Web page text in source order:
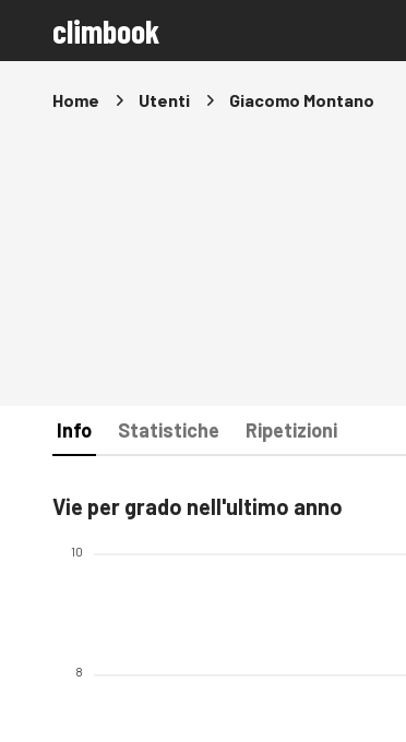
climbook
Home Utenti Giacomo Montano
Info Statistiche Ripetizioni
Vie per grado nell'ultimo anno
10
8